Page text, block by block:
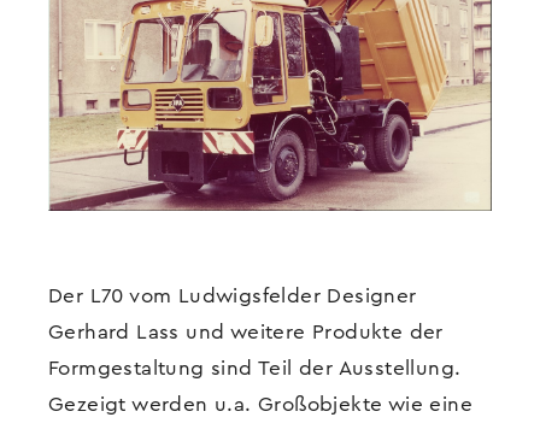
Der L70 vom Ludwigsfelder Designer
Gerhard Lass und weitere Produkte der
Formgestaltung sind Teil der Ausstellung.
Gezeigt werden u.a. Großobjekte wie eine